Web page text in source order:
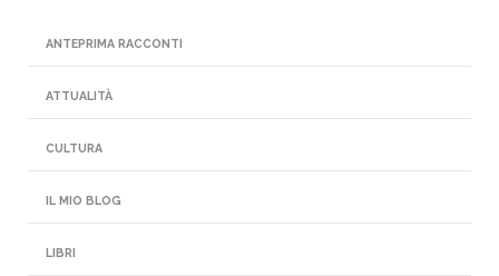
ANTEPRIMA RACCONTI
ATTUALITÀ
CULTURA
IL MIO BLOG
LIBRI